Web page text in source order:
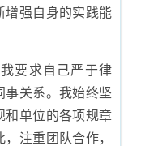
增强自身的实践能
要求自己严于律
事关系。我始终坚
和单位的各项规章
注重团队合作，